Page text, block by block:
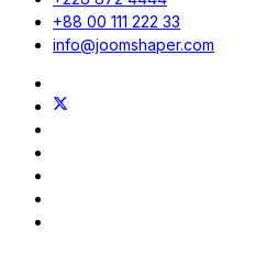
+88 00 111 222 33
info@joomshaper.com